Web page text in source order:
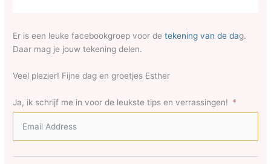
Er is een leuke facebookgroep voor detekening van de dag.
Daar mag je jouw tekening delen.
Veel plezier! Fijne dag en groetjes Esther
Ja, ik schrijf me in voor de leukste tips en verrassingen!